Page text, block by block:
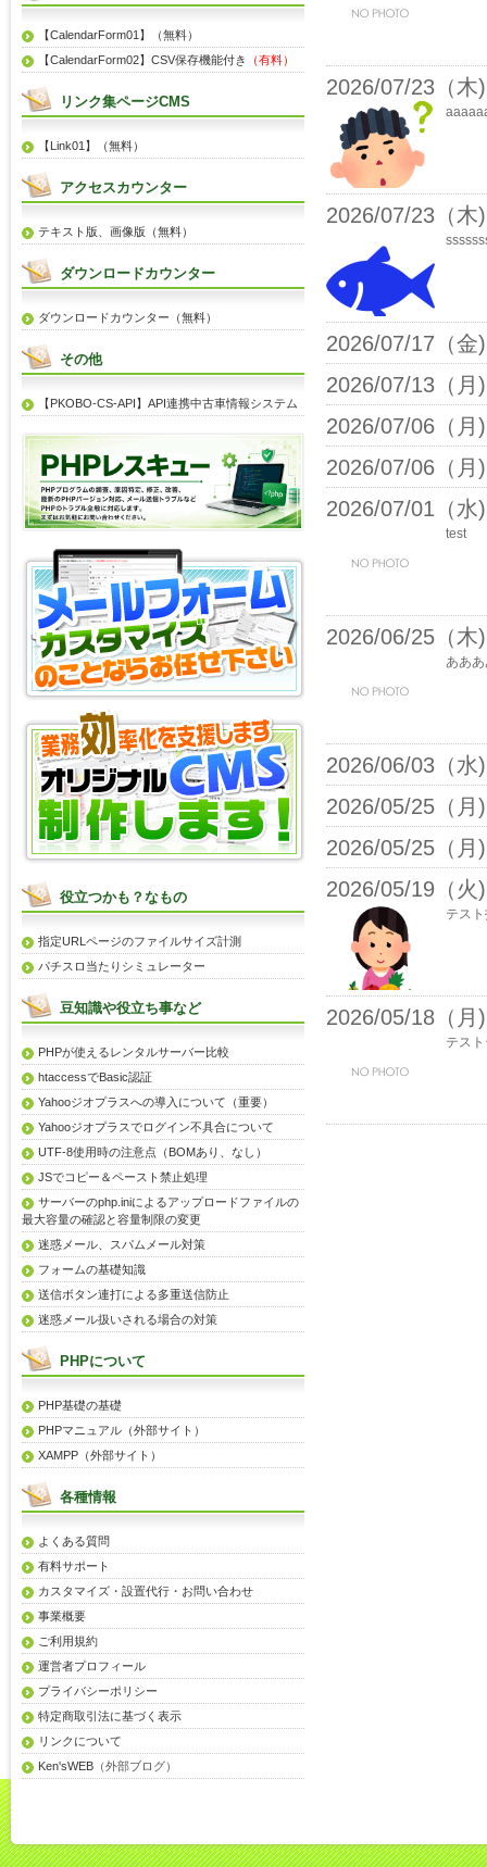
2026/07/23（木)
2026/07/23（木)
2026/07/17（金)
2026/07/13（月)
2026/07/06（月)
2026/07/06（月)
2026/07/01（水)
test
2026/06/25（木)
ああ
2026/06/03（水)
2026/05/25（月)
2026/05/25（月)
2026/05/19（火)
テス
2026/05/18（月)
テス
【CalendarForm01】（無料）
【CalendarForm02】CSV保存機能付き
（有料）
リンク集ページCMS
【Link01】（無料）
アクセスカウンター
テキスト版、画像版（無料）
ダウンロードカウンター
ダウンロードカウンター（無料）
その他
【PKOBO-CS-API】API連携中古車情報システム
役立つかも？なもの
指定URLページのファイルサイズ計測
パチスロ当たりシミュレーター
豆知識や役立ち事など
PHPが使えるレンタルサーバー比較
htaccessでBasic認証
Yahooジオプラスへの導入について（重要）
Yahooジオプラスでログイン不具合について
UTF-8使用時の注意点（BOMあり、なし）
JSでコピー＆ペースト禁止処理
サーバーのphp.iniによるアップロードファイルの
最大容量の確認と容量制限の変更
迷惑メール、スパムメール対策
フォームの基礎知識
送信ボタン連打による多重送信防止
迷惑メール扱いされる場合の対策
PHPについて
PHP基礎の基礎
PHPマニュアル（外部サイト）
XAMPP（外部サイト）
各種情報
よくある質問
有料サポート
カスタマイズ・設置代行・お問い合わせ
事業概要
ご利用規約
運営者プロフィール
プライバシーポリシー
特定商取引法に基づく表示
リンクについて
Ken'sWEB （外部ブログ）